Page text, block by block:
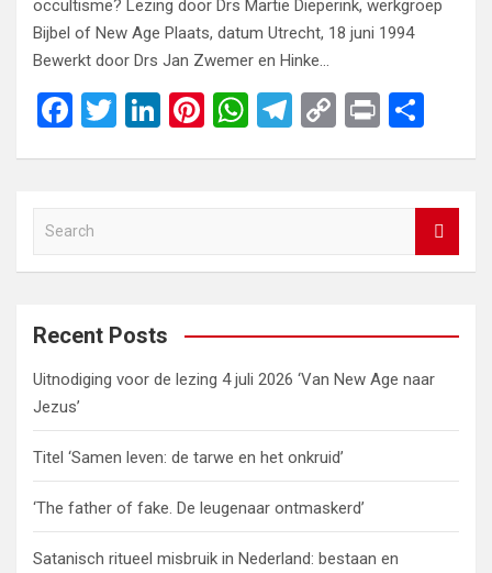
occultisme? Lezing door Drs Martie Dieperink, werkgroep
Bijbel of New Age Plaats, datum Utrecht, 18 juni 1994
Bewerkt door Drs Jan Zwemer en Hinke…
F
b
o
o
k
T
Li
Pi W
p
T
m
C
k
Pr
e
a
c
Recent Posts
Uitnodiging voor de lezing 4 juli 2026 ‘Van New Age naar
Jezus’
Titel ‘Samen leven: de tarwe en het onkruid’
‘The father of fake. De leugenaar ontmaskerd’
Satanisch ritueel misbruik in Nederland: bestaan en